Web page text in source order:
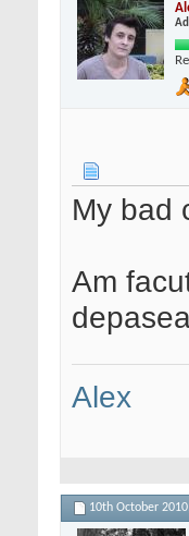
My bad
Am
Alex
10th October 2010,